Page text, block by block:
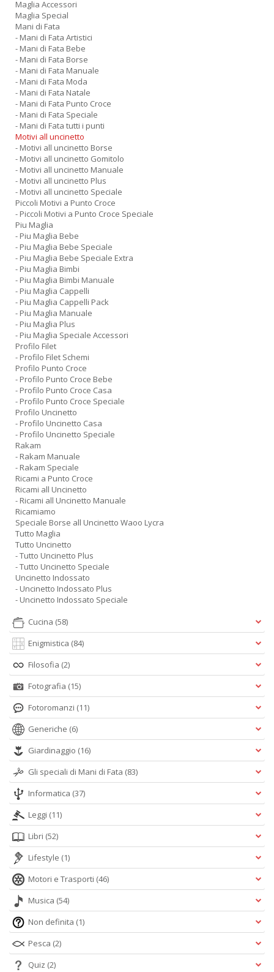
Maglia Accessori
Maglia Special
Mani di Fata
- Mani di Fata Artistici
- Mani di Fata Bebe
- Mani di Fata Borse
- Mani di Fata Manuale
- Mani di Fata Moda
- Mani di Fata Natale
- Mani di Fata Punto Croce
- Mani di Fata Speciale
- Mani di Fata tutti i punti
Motivi all uncinetto
- Motivi all uncinetto Borse
- Motivi all uncinetto Gomitolo
- Motivi all uncinetto Manuale
- Motivi all uncinetto Plus
- Motivi all uncinetto Speciale
Piccoli Motivi a Punto Croce
- Piccoli Motivi a Punto Croce Speciale
Piu Maglia
- Piu Maglia Bebe
- Piu Maglia Bebe Speciale
- Piu Maglia Bebe Speciale Extra
- Piu Maglia Bimbi
- Piu Maglia Bimbi Manuale
- Piu Maglia Cappelli
- Piu Maglia Cappelli Pack
- Piu Maglia Manuale
- Piu Maglia Plus
- Piu Maglia Speciale Accessori
Profilo Filet
- Profilo Filet Schemi
Profilo Punto Croce
- Profilo Punto Croce Bebe
- Profilo Punto Croce Casa
- Profilo Punto Croce Speciale
Profilo Uncinetto
- Profilo Uncinetto Casa
- Profilo Uncinetto Speciale
Rakam
- Rakam Manuale
- Rakam Speciale
Ricami a Punto Croce
Ricami all Uncinetto
- Ricami all Uncinetto Manuale
Ricamiamo
Speciale Borse all Uncinetto Waoo Lycra
Tutto Maglia
Tutto Uncinetto
- Tutto Uncinetto Plus
- Tutto Uncinetto Speciale
Uncinetto Indossato
- Uncinetto Indossato Plus
- Uncinetto Indossato Speciale
Cucina (58)
Enigmistica (84)
Filosofia (2)
Fotografia (15)
Fotoromanzi (11)
Generiche (6)
Giardinaggio (16)
Gli speciali di Mani di Fata (83)
Informatica (37)
Leggi (11)
Libri (52)
Lifestyle (1)
Motori e Trasporti (46)
Musica (54)
Non definita (1)
Pesca (2)
Quiz (2)